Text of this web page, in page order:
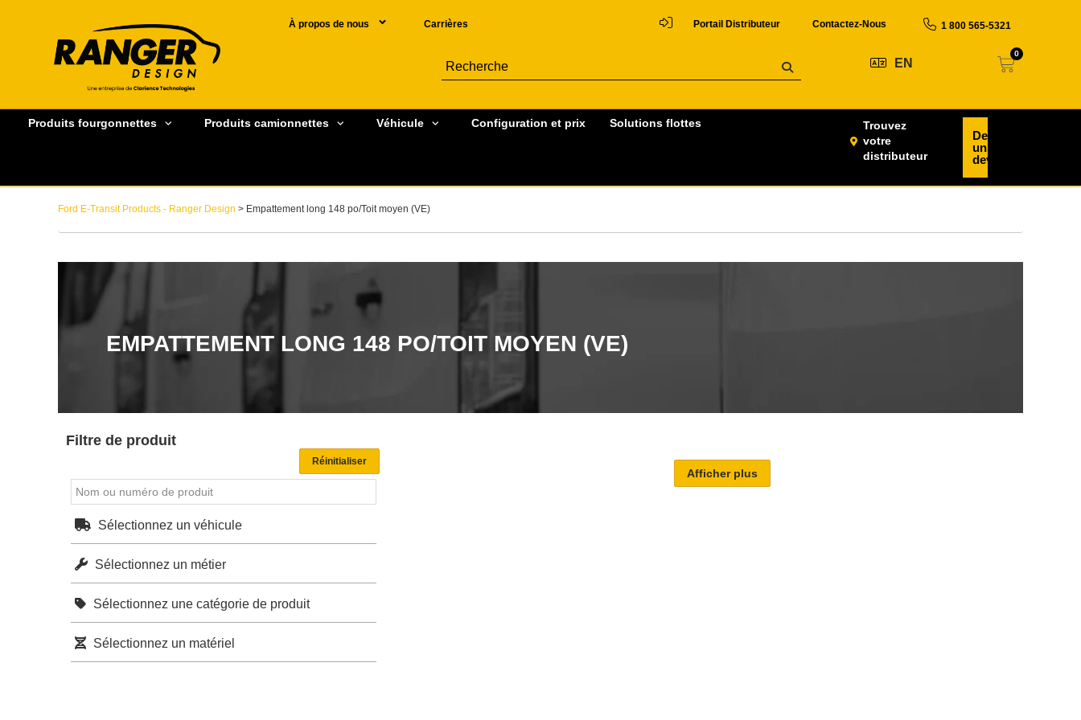
À propos de nous Carrières Portail Distributeur Contactez-Nous 1 800 565-5321
EN
0
Produits fourgonnettes Produits camionnettes Véhicule Configuration et prix Solutions flottes
Trouvez
votre
distributeur
Demander
un
devis
Ford E-Transit Products - Ranger Design > Empattement long 148 po/Toit moyen (VE)
EMPATTEMENT LONG 148 PO/TOIT MOYEN (VE)
Filtre de produit
Sélectionnez un véhicule
Sélectionnez un métier
Sélectionnez une catégorie de produit
Sélectionnez un matériel